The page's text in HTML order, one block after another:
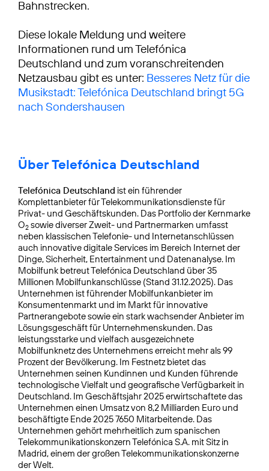
Bahnstrecken.
Diese lokale Meldung und weitere
Informationen rund um Telefónica
Deutschland und zum voranschreitenden
Netzausbau gibt es unter: Besseres Netz für die
Musikstadt: Telefónica Deutschland bringt 5G
nach Sondershausen
Über Telefónica Deutschland
Telefónica Deutschland ist ein führender
Komplettanbieter für Telekommunikationsdienste für
Privat- und Geschäftskunden. Das Portfolio der Kernmarke
O2 sowie diverser Zweit- und Partnermarken umfasst
neben klassischen Telefonie- und Internetanschlüssen
auch innovative digitale Services im Bereich Internet der
Dinge, Sicherheit, Entertainment und Datenanalyse. Im
Mobilfunk betreut Telefónica Deutschland über 35
Millionen Mobilfunkanschlüsse (Stand 31.12.2025). Das
Unternehmen ist führender Mobilfunkanbieter im
Konsumentenmarkt und im Markt für innovative
Partnerangebote sowie ein stark wachsender Anbieter im
Lösungsgeschäft für Unternehmenskunden. Das
leistungsstarke und vielfach ausgezeichnete
Mobilfunknetz des Unternehmens erreicht mehr als 99
Prozent der Bevölkerung. Im Festnetz bietet das
Unternehmen seinen Kundinnen und Kunden führende
technologische Vielfalt und geografische Verfügbarkeit in
Deutschland. Im Geschäftsjahr 2025 erwirtschaftete das
Unternehmen einen Umsatz von 8,2 Milliarden Euro und
beschäftigte Ende 2025 7650 Mitarbeitende. Das
Unternehmen gehört mehrheitlich zum spanischen
Telekommunikationskonzern Telefónica S.A. mit Sitz in
Madrid, einem der großen Telekommunikationskonzerne
der Welt.